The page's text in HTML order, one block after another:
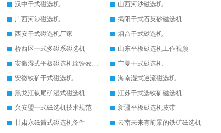
汉中干式磁选机
山西河沙磁选机
广西河沙磁选机
揭阳干式石英砂磁选机
西安干式磁选机厂家
烟台干式磁选机
桥西区干式多磁系磁选机
山东平板磁选机工作视频
安徽湿式平板磁选机除铁效果怎么样
宁夏干式磁选机
安徽铁矿干式磁选机
海南湿式逆流磁选机
黑龙江钛尾矿湿式磁选机
江苏干式选铁矿磁选机
兴安盟干式磁选机技术规范
新疆平板磁选机皮带
甘肃永磁筒式磁选机备件
云南未来有前景的铁矿磁选机